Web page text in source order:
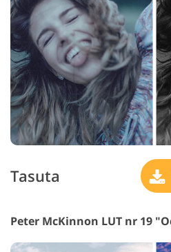
Tasuta
Peter McKinnon LUT nr 19